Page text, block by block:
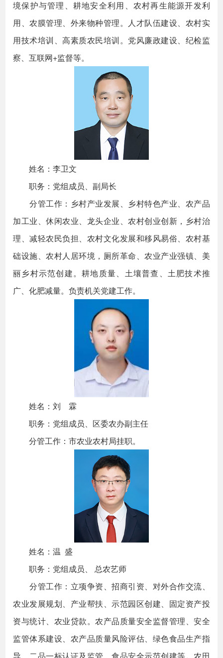
境保护与管理、耕地安全利用、农村再生能源开发利
用、农膜管理、外来物种管理。人才队伍建设、农村实
用技术培训、高素质农民培训。党风廉政建设、纪检监
察、互联网+监督等。
姓名：李卫文
职务：党组成员、副局长
分管工作：乡村产业发展、乡村特色产业、农产品
加工业、休闲农业、龙头企业、农村创业创新，乡村治
理、减轻农民负担、农村文化发展和移风易俗、农村基
础设施、农村人居环境，厕所革命、农业产业强镇、美
丽乡村示范创建。耕地质量、土壤普查、土肥技术推
广、化肥减量。负责机关党建工作。
姓名：刘 霖
职务：党组成员、区委农办副主任
分管工作：市农业农村局挂职。
姓名：温 盛
职务：党组成员、 总农艺师
分管工作：立项争资、招商引资、对外合作交流、
农业发展规划、产业帮扶、示范园区创建、固定资产投
资与统计、农业贷款。农产品质量安全监督管理、安全
监管体系建设、农产品质量风险评估、绿色食品生产指